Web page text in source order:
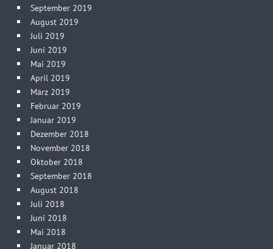
September 2019
August 2019
Juli 2019
Juni 2019
Mai 2019
April 2019
März 2019
Februar 2019
Januar 2019
Dezember 2018
November 2018
Oktober 2018
September 2018
August 2018
Juli 2018
Juni 2018
Mai 2018
Januar 2018